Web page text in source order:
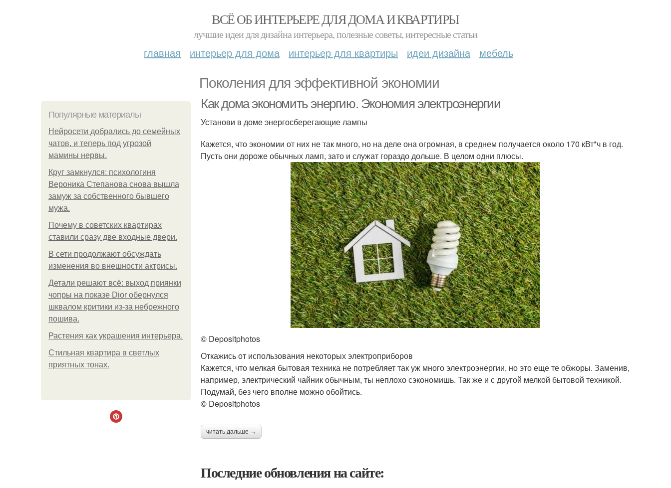
ВСЁ ОБ ИНТЕРЬЕРЕ ДЛЯ ДОМА И КВАРТИРЫ
лучшие идеи для дизайна интерьера, полезные советы, интересные статьи
главная интерьер для дома интерьер для квартиры идеи дизайна мебель
Поколения для эффективной экономии
Популярные материалы
Нейросети добрались до семейных
чатов, и теперь под угрозой
мамины нервы.
Круг замкнулся: психологиня
Вероника Степанова снова вышла
замуж за собственного бывшего
мужа.
Почему в советских квартирах
ставили сразу две входные двери.
В сети продолжают обсуждать
изменения во внешности актрисы.
Детали решают всё: выход приянки
чопры на показе Dior обернулся
шквалом критики из-за небрежного
пошива.
Растения как украшения интерьера.
Стильная квартира в светлых
приятных тонах.
Как дома экономить энергию. Экономия электроэнергии
Установи в доме энергосберегающие лампы
Кажется, что экономии от них не так много, но на деле она огромная, в среднем получается около 170 кВт*ч в год.
Пусть они дороже обычных ламп, зато и служат гораздо дольше. В целом одни плюсы.
© Depositphotos
Откажись от использования некоторых электроприборов
Кажется, что мелкая бытовая техника не потребляет так уж много электроэнергии, но это еще те обжоры. Заменив,
например, электрический чайник обычным, ты неплохо сэкономишь. Так же и с другой мелкой бытовой техникой.
Подумай, без чего вполне можно обойтись.
© Depositphotos
читать дальше →
Последние обновления на сайте: